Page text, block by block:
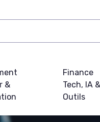
&
Finance
Tech, IA &
Outils